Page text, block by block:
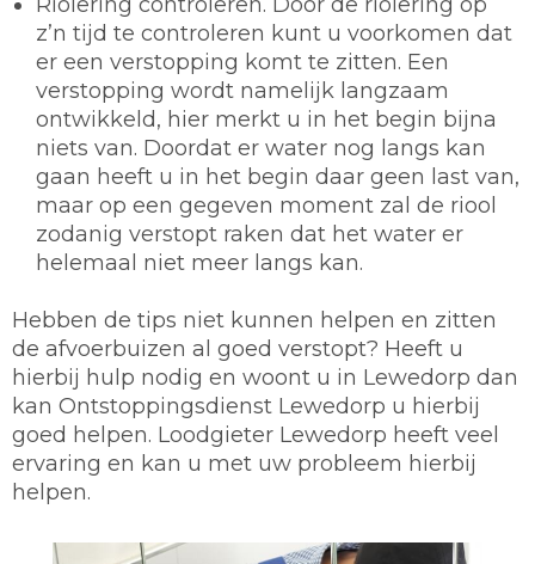
z’n tijd te controleren kunt u voorkomen dat
er een verstopping komt te zitten. Een
verstopping wordt namelijk langzaam
ontwikkeld, hier merkt u in het begin bijna
niets van. Doordat er water nog langs kan
gaan heeft u in het begin daar geen last van,
maar op een gegeven moment zal de riool
zodanig verstopt raken dat het water er
helemaal niet meer langs kan.
Hebben de tips niet kunnen helpen en zitten
de afvoerbuizen al goed verstopt? Heeft u
hierbij hulp nodig en woont u in Lewedorp dan
kan Ontstoppingsdienst Lewedorp u hierbij
goed helpen. Loodgieter Lewedorp heeft veel
ervaring en kan u met uw probleem hierbij
helpen.